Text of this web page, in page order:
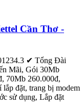
Cần Thơ -
✔‎ Tổng Đài
Mãi, Gói 30Mb
70Mb 260.000đ,
đặt, trang bị modem
sử dụng, Lắp đặt